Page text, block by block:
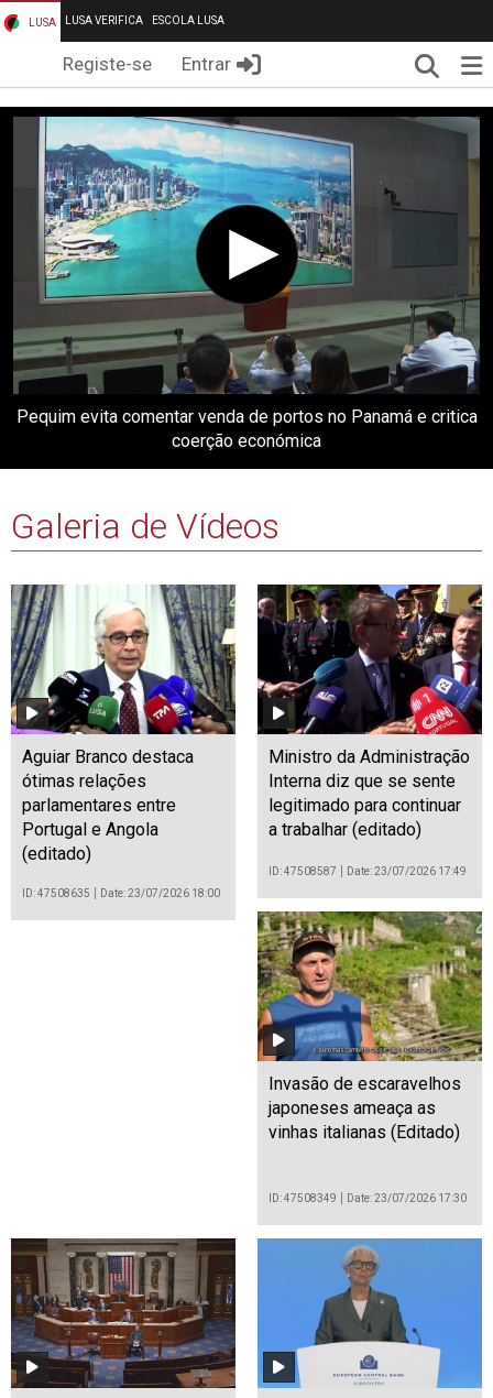
LUSA LUSA VERIFICA ESCOLA LUSA
Registe-se Entrar
Pequim evita comentar venda de portos no Panamá e critica
coerção económica
Galeria de Vídeos
Aguiar Branco destaca
ótimas relações
parlamentares entre
Portugal e Angola
(editado)
ID: 47508635 Date: 23/07/2026 18:00
Ministro da Administração
Interna diz que se sente
legitimado para continuar
a trabalhar (editado)
ID: 47508587 Date: 23/07/2026 17:49
Invasão de escaravelhos
japoneses ameaça as
vinhas italianas (Editado)
ID: 47508349 Date: 23/07/2026 17:30